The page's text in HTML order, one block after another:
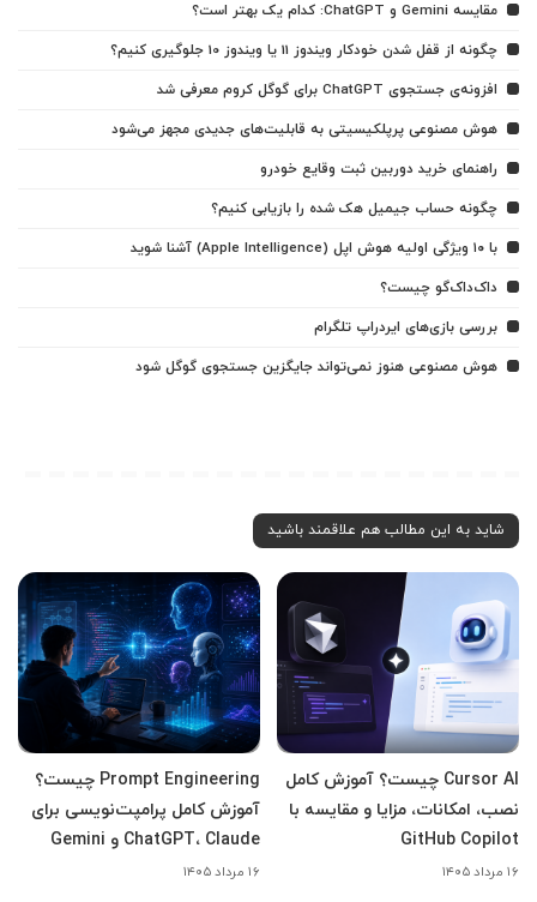
مقایسه Gemini و ChatGPT: کدام یک بهتر است؟
چگونه از قفل شدن خودکار ویندوز 11 یا ویندوز 10 جلوگیری کنیم؟
افزونه‌ی جستجوی ChatGPT برای گوگل کروم معرفی شد
هوش مصنوعی پرپلکیسیتی به قابلیت‌های جدیدی مجهز می‌شود
راهنمای خرید دوربین ثبت وقایع خودرو
چگونه حساب جیمیل هک شده را بازیابی کنیم؟
با ۱۰ ویژگی اولیه هوش اپل (Apple Intelligence) آشنا شوید
داک‌داک‌گو چیست؟
بررسی بازی‌های ایردراپ تلگرام
هوش مصنوعی هنوز نمی‌تواند جایگزین جستجوی گوگل شود
شاید به این مطالب هم علاقمند باشید
Cursor AI چیست؟ آموزش کامل
نصب، امکانات، مزایا و مقایسه با
GitHub Copilot
۱۶ مرداد ۱۴۰۵
Prompt Engineering چیست؟
آموزش کامل پرامپت‌نویسی برای
ChatGPT، Claude و Gemini
۱۶ مرداد ۱۴۰۵